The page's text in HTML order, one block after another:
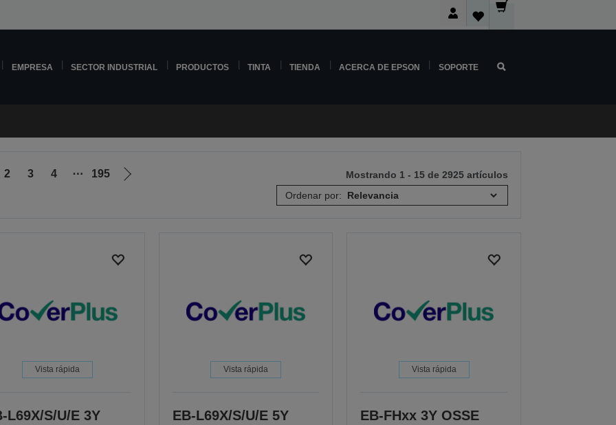
EMPRESA SECTOR INDUSTRIAL PRODUCTOS TINTA TIENDA ACERCA DE EPSON SOPORTE
2 3 4 ⋯ 195
Ir
Mostrando 1 - 15 de 2925 artículos
Ordenar por:
Vista rápida
L69X/S/U/E 3Y
Vista rápida
EB-L69X/S/U/E 5Y
Vista rápida
EB-FHxx 3Y OSSE